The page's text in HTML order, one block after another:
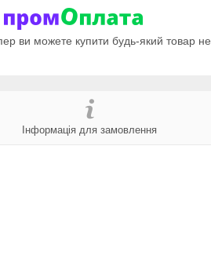
ви можете купити будь-який товар не
Інформація для замовлення